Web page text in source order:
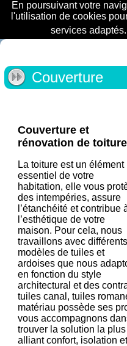
En poursuivant votre
l'utilisation de cookies
services adaptés.
Couverture
Couverture et
rénovation de
La toiture est un élément
essentiel de votre
habitation, elle vous
des intempéries, assure
l’étanchéité et contribue
l’esthétique de votre
maison. Pour cela, nous
travaillons avec différents
modèles de tuiles et
ardoises que nous
en fonction du style
architectural et des
tuiles canal, tuiles
matériau possède ses
vous accompagnons
trouver la solution la
alliant confort, isolation